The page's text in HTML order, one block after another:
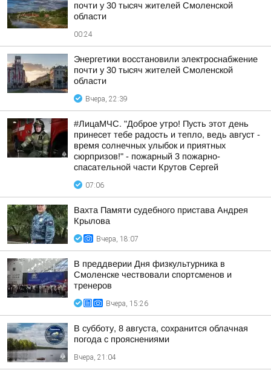
почти у 30 тысяч жителей Смоленской
области
00:24
Энергетики восстановили электроснабжение
почти у 30 тысяч жителей Смоленской
области
Вчера, 22:39
#ЛицаМЧС. "Доброе утро! Пусть этот день
принесет тебе радость и тепло, ведь август -
время солнечных улыбок и приятных
сюрпризов!" - пожарный 3 пожарно-
спасательной части Крутов Сергей
07:06
Вахта Памяти судебного пристава Андрея
Крылова
Вчера, 18:07
В преддверии Дня физкультурника в
Смоленске чествовали спортсменов и
тренеров
Вчера, 15:26
В субботу, 8 августа, сохранится облачная
погода с прояснениями
Вчера, 21:04